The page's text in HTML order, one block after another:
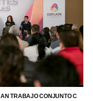
TRABAJO CONJUNTO C